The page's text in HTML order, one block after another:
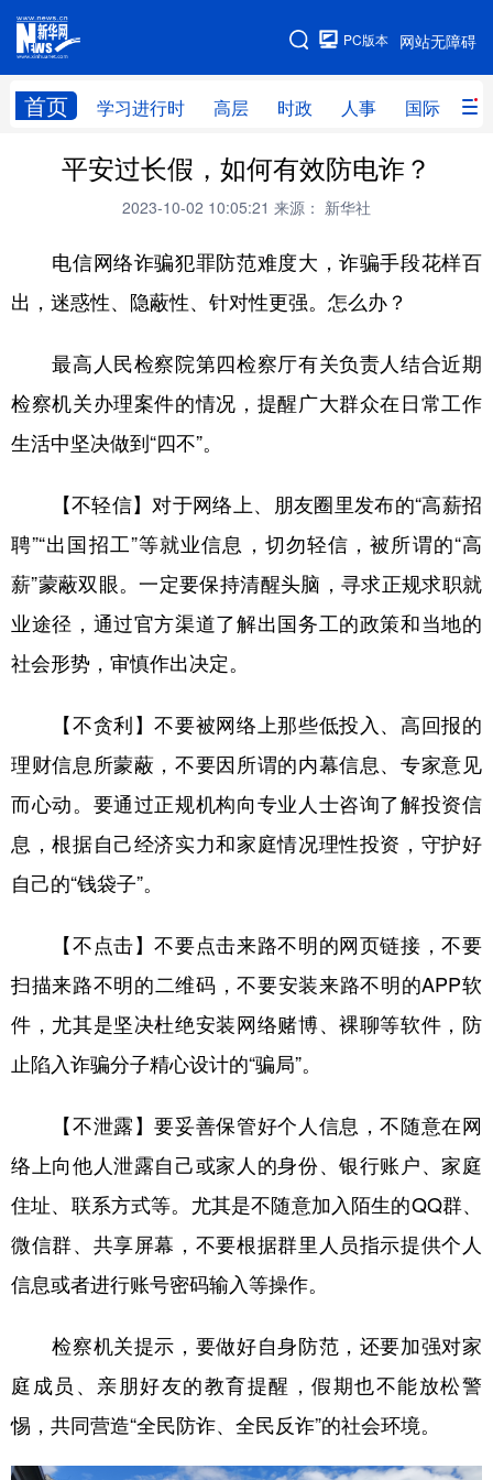
网站无障碍
PC版本
首页 学习进行时 高层 时政 人事 国际 财
网站地图
学习进行时 高层 时政 人事
财经 网评
台湾 思客智库 全球连线 教育
科技 科创 量子
文化 书画 健康 军事
访谈 视频 图片 政务
法律 中央文件
数字经济
学术中国 乡村振兴 银龄 溯源中国
城市 旅游 能源 会展
彩票 娱乐 时尚 悦读
公益 一带一路
文化产业
地方频道
北京 天津 河北 山西
辽宁
浙江 安徽 福建 江西
山东 河南 湖北 湖南
广东 广西 海南 重庆
陕西 甘肃 青海 宁夏
新疆 内蒙古 黑龙江
多语种频道
Русский язык 日本語 한국어
Deutsch Português
平安过长假，如何有效防电诈？
2023-10-02 10:05:21 来源： 新华社
电信网络诈骗犯罪防范难度大，诈骗手段花样百
出，迷惑性、隐蔽性、针对性更强。怎么办？
最高人民检察院第四检察厅有关负责人结合近期
检察机关办理案件的情况，提醒广大群众在日常工作
生活中坚决做到“四不”。
【不轻信】对于网络上、朋友圈里发布的“高薪招
聘”“出国招工”等就业信息，切勿轻信，被所谓的“高
薪”蒙蔽双眼。一定要保持清醒头脑，寻求正规求职就
业途径，通过官方渠道了解出国务工的政策和当地的
社会形势，审慎作出决定。
【不贪利】不要被网络上那些低投入、高回报的
理财信息所蒙蔽，不要因所谓的内幕信息、专家意见
而心动。要通过正规机构向专业人士咨询了解投资信
息，根据自己经济实力和家庭情况理性投资，守护好
自己的“钱袋子”。
【不点击】不要点击来路不明的网页链接，不要
扫描来路不明的二维码，不要安装来路不明的APP软
件，尤其是坚决杜绝安装网络赌博、裸聊等软件，防
止陷入诈骗分子精心设计的“骗局”。
【不泄露】要妥善保管好个人信息，不随意在网
络上向他人泄露自己或家人的身份、银行账户、家庭
住址、联系方式等。尤其是不随意加入陌生的QQ群、
微信群、共享屏幕，不要根据群里人员指示提供个人
信息或者进行账号密码输入等操作。
检察机关提示，要做好自身防范，还要加强对家
庭成员、亲朋好友的教育提醒，假期也不能放松警
惕，共同营造“全民防诈、全民反诈”的社会环境。